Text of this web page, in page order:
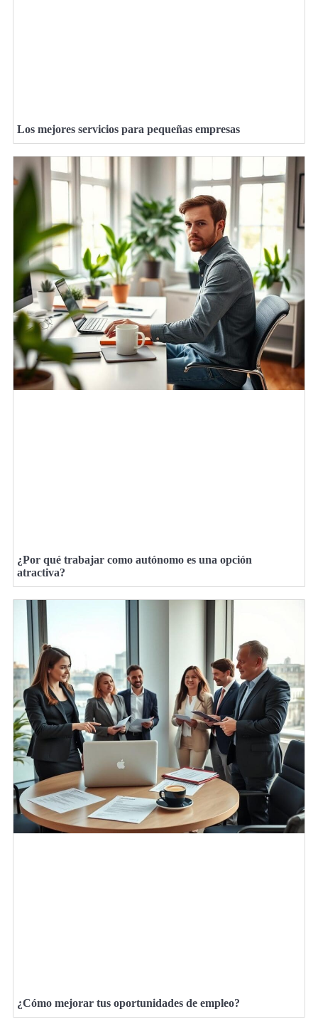
Los mejores servicios para pequeñas empresas
¿Por qué trabajar como autónomo es una opción
atractiva?
¿Cómo mejorar tus oportunidades de empleo?